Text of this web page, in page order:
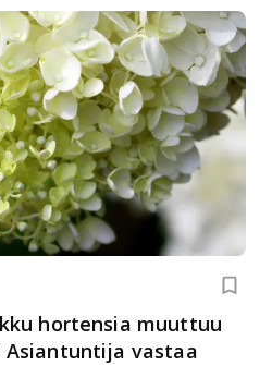
hortensia muuttuu
Asiantuntija vastaa